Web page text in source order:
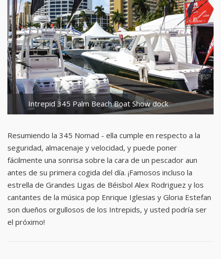
Intrepid 345 Palm Beach Boat Show dock
Resumiendo la 345 Nomad - ella cumple en respecto a la
seguridad, almacenaje y velocidad, y puede poner
fácilmente una sonrisa sobre la cara de un pescador aun
antes de su primera cogida del día. ¡Famosos incluso la
estrella de Grandes Ligas de Béisbol Alex Rodriguez y los
cantantes de la música pop Enrique Iglesias y Gloria Estefan
son dueños orgullosos de los Intrepids, y usted podría ser
el próximo!